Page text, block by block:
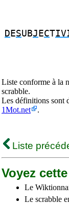
D ESUBJ ECT
Liste conforme à la
scrabble.
Les définitions sont
1Mot.net
.
Liste
Voyez
Le
Le scrabble